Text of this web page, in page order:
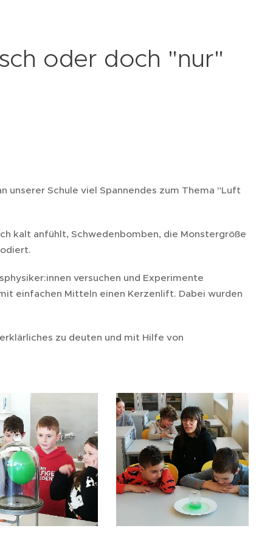
oder doch "nur"
unserer Schule viel Spannendes zum Thema "Luft
kalt anfühlt, Schwedenbomben, die Monstergröße
versuchen und Experimente
einfachen Mitteln einen Kerzenlift. Dabei wurden
zu deuten und mit Hilfe von